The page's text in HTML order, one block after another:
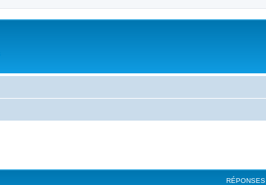
RÉPONSES